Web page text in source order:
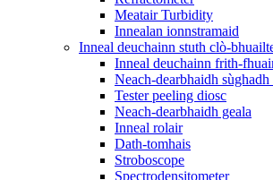
Meatair Turbidity
Innealan ionnstramaid
Inneal deuchainn stuth clò-
Inneal deuchainn frith-
Neach-dearbhaidh
Tester peeling diosc
Neach-dearbhaidh geala
Inneal rolair
Dath-tomhais
Stroboscope
Spectrodensitometer